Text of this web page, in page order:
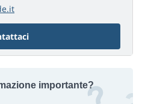
importante?